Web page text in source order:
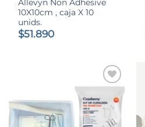
Allevyn Non Adhesive
10X10cm , caja X 10
unids.
$51.890